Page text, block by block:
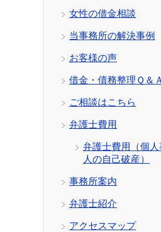
女性の借金相談
当事務所の解決事例
お客様の声
借金・債務整理Ｑ＆Ａ
ご相談はこちら
弁護士費用
弁護士費用（個
人の自己破産）
事務所案内
弁護士紹介
アクセスマップ